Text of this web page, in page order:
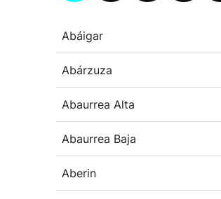
Abáigar
Abárzuza
Abaurrea Alta
Abaurrea Baja
Aberin